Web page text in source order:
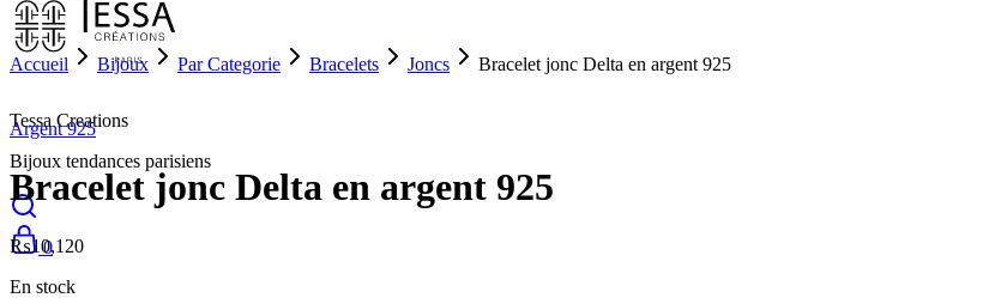
Tessa Creations
Bijoux tendances parisiens
0
Accueil Bijoux Par Categorie Bracelets Joncs Bracelet jonc Delta en argent 925
Argent 925
Bracelet jonc Delta en argent 925
₨10,120
En stock